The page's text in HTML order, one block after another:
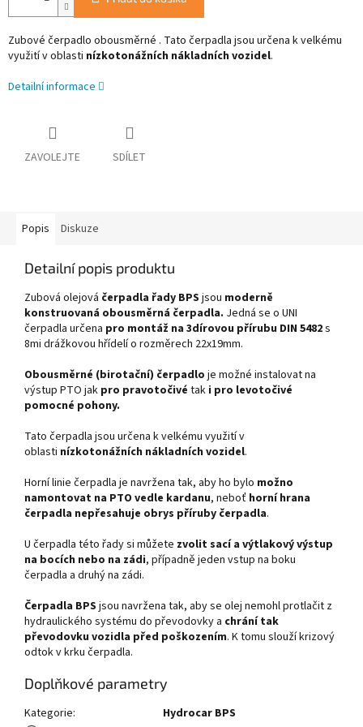
Zubové čerpadlo obousměrné . Tato čerpadla jsou určena k velkému
využití v oblasti nízkotonážních nákladních vozidel.
Detailní informace
ZAVOLEJTE SDÍLET
Popis Diskuze
Detailní popis produktu
Zubová olejová čerpadla řady BPS jsou moderně
konstruovaná obousměrná čerpadla. Jedná se o UNI
čerpadla určena pro montáž na 3dírovou přírubu DIN 5482s
8mi drážkovou hřídelí o rozměrech 22x19mm.
Obousměrné (birotační) čerpadlo je možné instalovat na
výstup PTO jak pro pravotočivé tak i pro levotočivé
pomocné pohony.
Tato čerpadla jsou určena k velkému využití v
oblasti nízkotonážních nákladních vozidel.
Horní linie čerpadla je navržena tak, aby ho bylo možno
namontovat na PTO vedle kardanu, neboť horní hrana
čerpadla nepřesahuje obrys příruby čerpadla.
U čerpadla této řady si můžete zvolit sací a výtlakový výstup
na bocích nebo na zádi, případně jeden vstup na boku
čerpadla a druhý na zádi.
Čerpadla BPS jsou navržena tak, aby se olej nemohl protlačit z
hydraulického systému do převodovky a chrání tak
převodovku vozidla před poškozením. K tomu slouží krizový
odtok v krku čerpadla.
Doplňkové parametry
Kategorie:
Hydrocar BPS